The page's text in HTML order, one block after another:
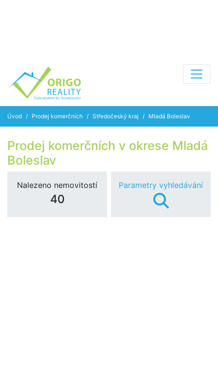
Úvod Prodej komerčních Středočeský kraj Mladá Boleslav
Prodej komerčních v okrese Mladá
Boleslav
Nalezeno nemovitostí
40
Parametry vyhledávání